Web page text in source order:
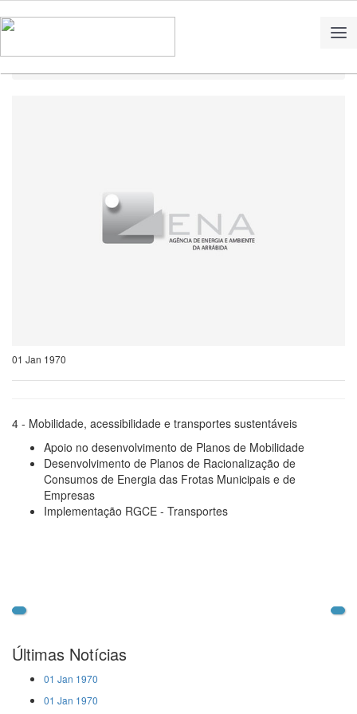
01 Jan 1970
4 - Mobilidade, acessibilidade e transportes sustentáveis
Apoio no desenvolvimento de Planos de Mobilidade
Desenvolvimento de Planos de Racionalização de
Consumos de Energia das Frotas Municipais e de
Empresas
Implementação RGCE - Transportes
Últimas Notícias
01 Jan 1970
01 Jan 1970